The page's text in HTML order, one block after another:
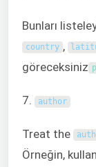
Bunları
country ,
göreceksiniz
7. author
Treat the
Örneğin,